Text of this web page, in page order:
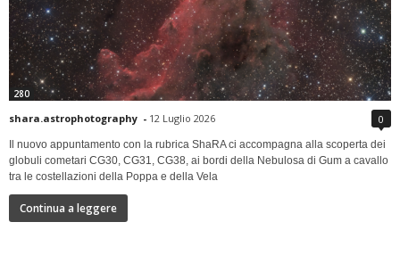
280
shara.astrophotography - 12 Luglio 2026 0
Il nuovo appuntamento con la rubrica ShaRA ci accompagna alla scoperta dei
globuli cometari CG30, CG31, CG38, ai bordi della Nebulosa di Gum a cavallo
tra le costellazioni della Poppa e della Vela
Continua a leggere